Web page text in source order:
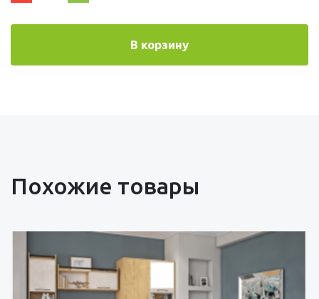
В корзину
Похожие товары